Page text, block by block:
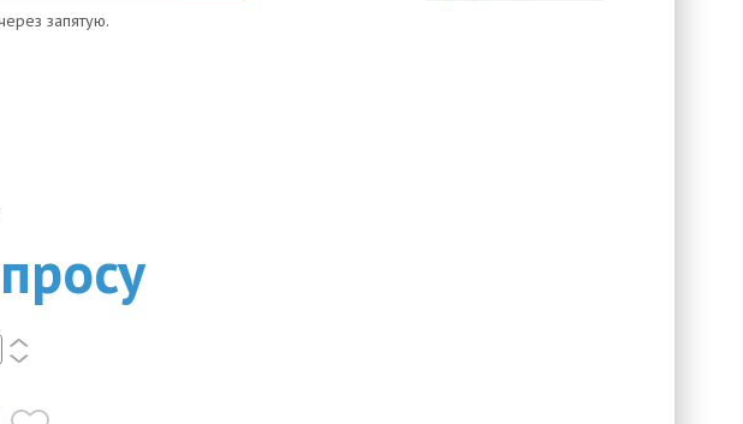
запятую.
<
>